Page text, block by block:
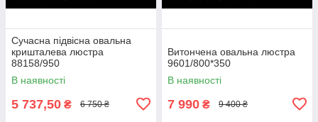
Сучасна підвісна овальна
кришталева люстра
88158/950
В наявності
5 737,50 ₴ 6 750 ₴
Витончена овальна люстра
9601/800*350
В наявності
7 990 ₴ 9 400 ₴